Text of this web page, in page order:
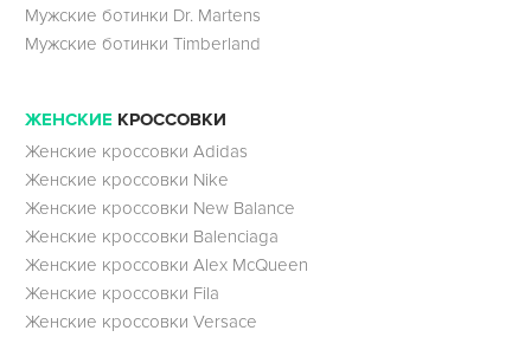
Мужские ботинки Dr. Martens
Мужские ботинки Timberland
ЖЕНСКИЕ КРОССОВКИ
Женские кроссовки Adidas
Женские кроссовки Nike
Женские кроссовки New Balance
Женские кроссовки Balenciaga
Женские кроссовки Alex McQueen
Женские кроссовки Fila
Женские кроссовки Versace